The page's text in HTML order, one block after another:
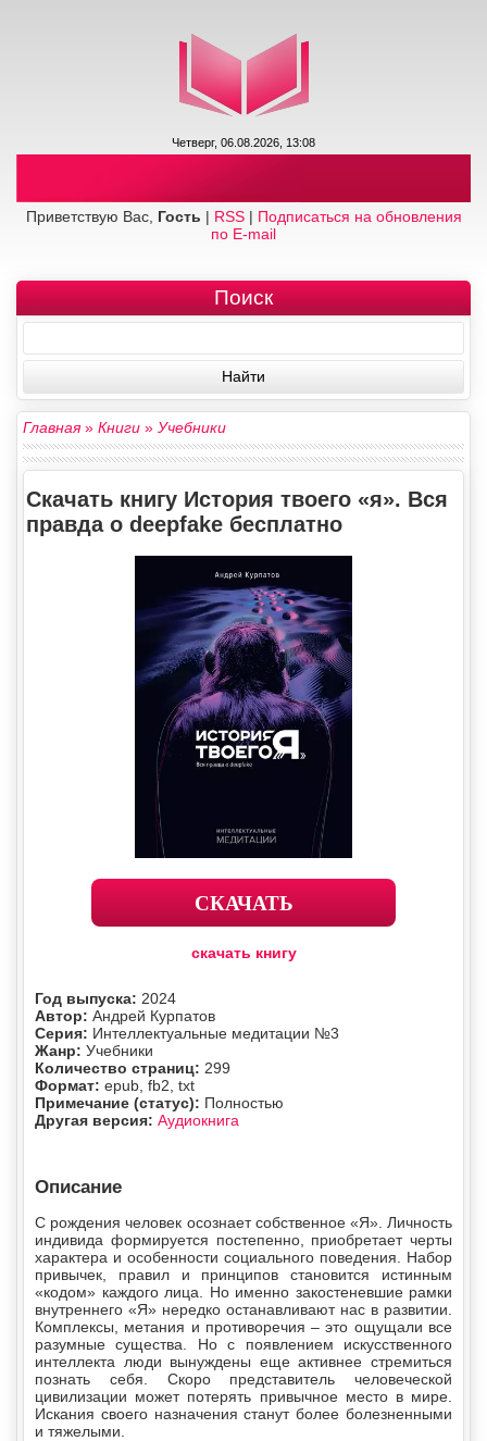
Четверг, 06.08.2026, 13:08
Приветствую Вас, Гость | RSS| Подписаться на обновления
по E-mail
Поиск
Главная» Книги » Учебники
Скачать книгу История твоего «я». Вся
правда о deepfake бесплатно
СКАЧАТЬ
скачать книгу
Год выпуска: 2024
Автор: Андрей Курпатов
Серия: Интеллектуальные медитации №3
Жанр: Учебники
Количество страниц: 299
Формат: epub, fb2, txt
Примечание (статус): Полностью
Другая версия: Аудиокнига
Описание
С рождения человек осознает собственное «Я». Личность
индивида формируется постепенно, приобретает черты
характера и особенности социального поведения. Набор
привычек, правил и принципов становится истинным
«кодом» каждого лица. Но именно закостеневшие рамки
внутреннего «Я» нередко останавливают нас в развитии.
Комплексы, метания и противоречия – это ощущали все
разумные существа. Но с появлением искусственного
интеллекта люди вынуждены еще активнее стремиться
познать себя. Скоро представитель человеческой
цивилизации может потерять привычное место в мире.
Искания своего назначения станут более болезненными
и тяжелыми.